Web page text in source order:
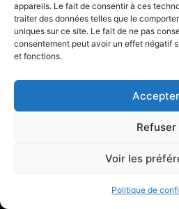
appareils. Le fait de consentir à ces
traiter des données telles que le
uniques sur ce site. Le fait de ne pas
consentement peut avoir un effet négatif
et fonctions.
Accepter
Refuser
Voir les
Politique de
Oui, mais avec quelques
inflammatoire aiguë, privilégiez
sont les moins susceptibles
d’appliquer une pression sur
zone douloureuse. La pierre de lave
(réfrigérée, pas congelée) pour un
immédiat.
Les pierres peuvent apporter un